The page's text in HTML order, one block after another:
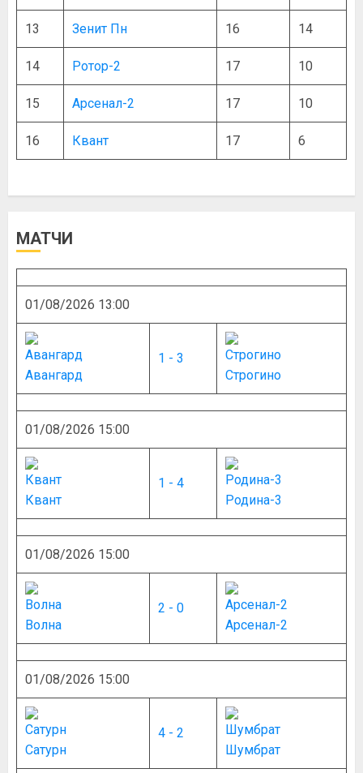
13 Зенит Пн 16 14
14 Ротор-2 17 10
15 Арсенал-2 17 10
16 Квант 17 6
МАТЧИ
01/08/2026 13:00
Авангард
1 - 3
Строгино
01/08/2026 15:00
Квант
1 - 4
Родина-3
01/08/2026 15:00
Волна
2 - 0
Арсенал-2
01/08/2026 15:00
Сатурн
4 - 2
Шумбрат